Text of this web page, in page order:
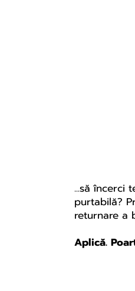
...să încerci
purtabilă?
returnare a
Aplică.